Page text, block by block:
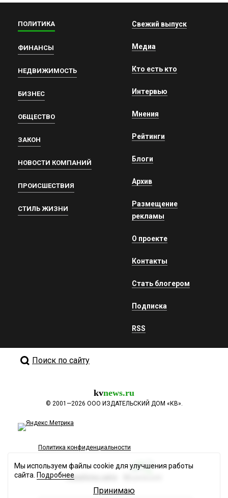
ПОЛИТИКА
ФИНАНСЫ
НЕДВИЖИМОСТЬ
БИЗНЕС
ОБЩЕСТВО
ЗАКОН
НОВОСТИ КОМПАНИЙ
ПРОИСШЕСТВИЯ
СТИЛЬ ЖИЗНИ
Свежий выпуск
Медиа
Кто есть кто
Интервью
Мнения
Рейтинги
Блоги
Архив
Размещение
рекламы
О проекте
Контакты
Стать блогером
Подписка
RSS
Поиск по сайту
kvnews.ru
© 2001—2026 ООО ИЗДАТЕЛЬСКИЙ ДОМ «КВ».
Политика конфиденциальности
Разработка сайта
Мы используем файлы cookie для улучшения работы
сайта. Подробнее
Принимаю